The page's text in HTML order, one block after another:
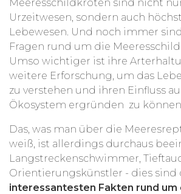
Meeresschildkröten sind nicht
Urzeitwesen, sondern auch
Lebewesen. Und noch immer
Fragen rund um die
Umso wichtiger ist ihre
weitere Erforschung, um das
zu verstehen und ihren Einfluss
Ökosystem ergründen zu können.
Das, was man über die
weiß, ist allerdings durchaus
Langstreckenschwimmer,
Orientierungskünstler - dies sind
interessantesten Fakten rund um